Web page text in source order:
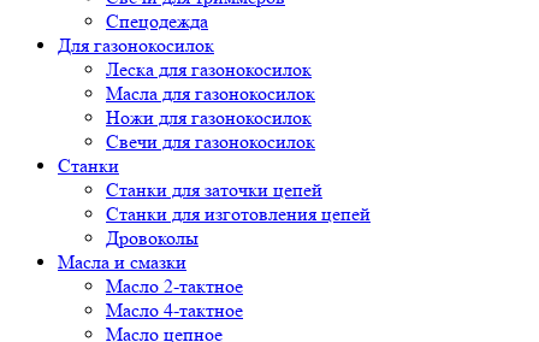
Спецодежда
Для газонокосилок
Леска для газонокосилок
Масла для газонокосилок
Ножи для газонокосилок
Свечи для газонокосилок
Станки
Cтанки для заточки цепей
Станки для изготовления цепей
Дровоколы
Масла и смазки
Масло 2-тактное
Масло 4-тактное
Масло цепное